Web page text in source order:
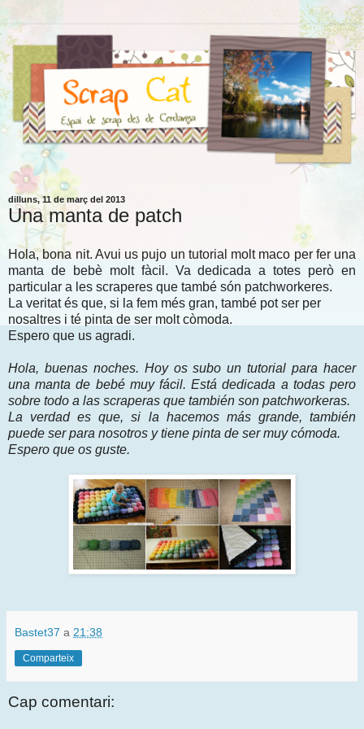
dilluns, 11 de març del 2013
Una manta de patch
Hola, bona nit. Avui us pujo un tutorial molt maco per fer una
manta de bebè molt fàcil. Va dedicada a totes però en
particular a les scraperes que també són patchworkeres.
La veritat és que, si la fem més gran, també pot ser per
nosaltres i té pinta de ser molt còmoda.
Espero que us agradi.
Hola, buenas noches. Hoy os subo un tutorial para hacer
una manta de bebé muy fácil. Está dedicada a todas pero
sobre todo a las scraperas que también son patchworkeras.
La verdad es que, si la hacemos más grande, también
puede ser para nosotros y tiene pinta de ser muy cómoda.
Espero que os guste.
Bastet37 a 21:38
Comparteix
Cap comentari: